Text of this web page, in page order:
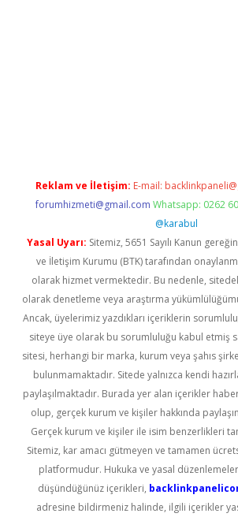
Reklam ve İletişim: E-mail:
forumhizmeti@gmail.com Whatsapp: 0262
@karabul
Yasal Uyarı: Sitemiz, 5651 Sayılı Kanun
ve İletişim Kurumu (BTK) tarafından
olarak hizmet vermektedir. Bu nedenle,
olarak denetleme veya araştırma
Ancak, üyelerimiz yazdıkları içeriklerin
siteye üye olarak bu sorumluluğu kabul etmiş
sitesi, herhangi bir marka, kurum veya şahıs
bulunmamaktadır. Sitede yalnızca kendi
paylaşılmaktadır. Burada yer alan içerikler
olup, gerçek kurum ve kişiler hakkında
Gerçek kurum ve kişiler ile isim benzerlikleri
Sitemiz, kar amacı gütmeyen ve tamamen
platformudur. Hukuka ve yasal
düşündüğünüz içerikleri,
adresine bildirmeniz halinde, ilgili içerikler